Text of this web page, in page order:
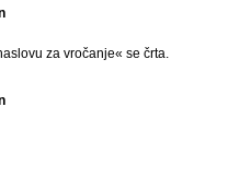
za vročanje« se črta.